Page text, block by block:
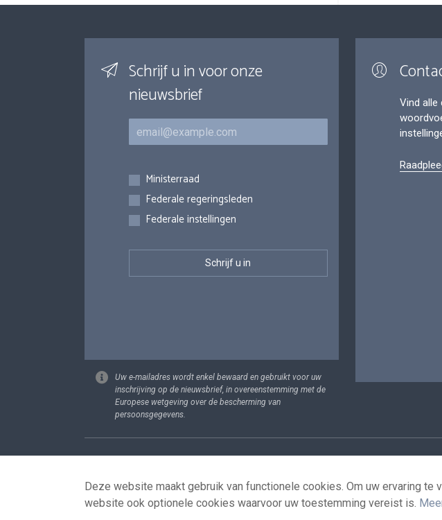
Schrijf u in voor onze
nieuwsbrief
E-mail
Inschrijvingen
Ministerraad
Federale regeringsleden
Federale instellingen
Uw e-mailadres wordt enkel bewaard en gebruikt voor uw
inschrijving op de nieuwsbrief, in overeenstemming met de
Europese wetgeving over de bescherming van
persoonsgegevens.
Vind alle
Footer
Deze website maakt gebruik van functionele cookies. Om uw ervaring te
website ook optionele cookies waarvoor uw toestemming vereist is.